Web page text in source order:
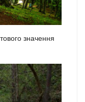
значення